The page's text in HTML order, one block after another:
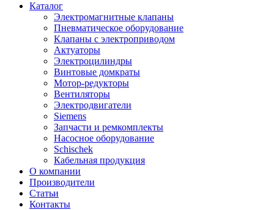
Каталог
Электромагнитные клапаны
Пневматическое оборудование
Клапаны с электроприводом
Актуаторы
Электроцилиндры
Винтовые домкраты
Мотор-редукторы
Вентиляторы
Электродвигатели
Siemens
Запчасти и ремкомплекты
Насосное оборудование
Schischek
Кабельная продукция
О компании
Производители
Статьи
Контакты